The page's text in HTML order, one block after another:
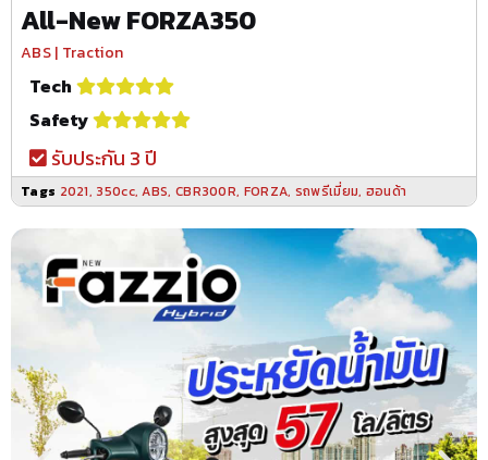
All-New FORZA350
ABS | Traction
Tech
Safety
รับประกัน 3 ปี
Tags 2021, 350cc,ABS, CBR300R, FORZA, รถพรีเมี่ยม, ฮอนด้า